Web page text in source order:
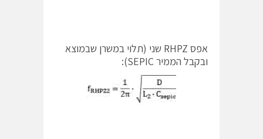
אפס RHPZ שני (תלוי במשרן שבמוצא
ובקבל הממיר SEPIC):